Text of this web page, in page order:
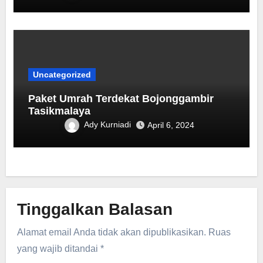
Uncategorized
Paket Umrah Terdekat ‎Bojonggambir
Tasikmalaya
Ady Kurniadi April 6, 2024
Tinggalkan Balasan
Alamat email Anda tidak akan dipublikasikan. Ruas
yang wajib ditandai*